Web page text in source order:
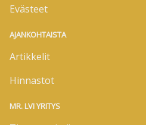
Evästeet
AJANKOHTAISTA
Artikkelit
Hinnastot
MR. LVI YRITYS